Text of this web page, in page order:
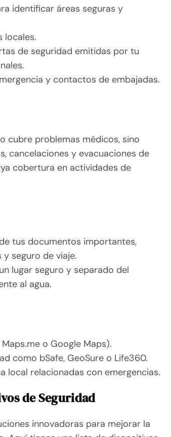
identificar áreas seguras y
locales.
de seguridad emitidas por tu
y contactos de embajadas.
cubre problemas médicos, sino
cancelaciones y evacuaciones de
cobertura en actividades de
tus documentos importantes,
seguro de viaje.
lugar seguro y separado del
al agua.
o Google Maps).
como bSafe, GeoSure o Life360.
local relacionadas con emergencias.
de Seguridad
innovadoras para mejorar la